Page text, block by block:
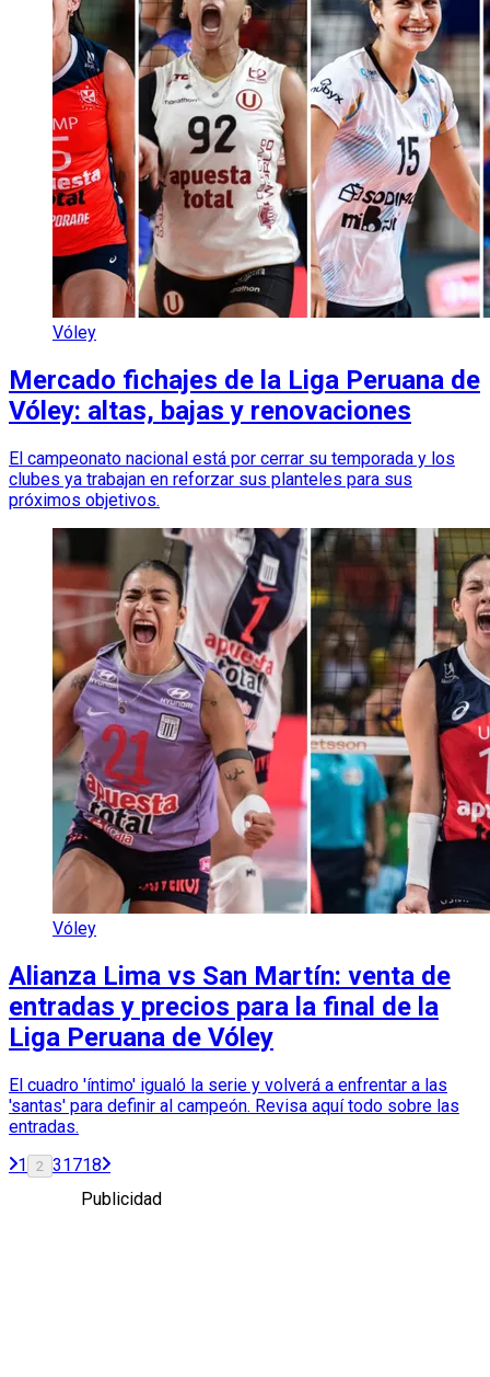
Vóley
Mercado fichajes de la Liga Peruana de
Vóley: altas, bajas y renovaciones
El campeonato nacional está por cerrar su temporada y los
clubes ya trabajan en reforzar sus planteles para sus
próximos objetivos.
Vóley
Alianza Lima vs San Martín: venta de
entradas y precios para la final de la
Liga Peruana de Vóley
El cuadro 'íntimo' igualó la serie y volverá a enfrentar a las
'santas' para definir al campeón. Revisa aquí todo sobre las
entradas.
1
2 31718
Publicidad